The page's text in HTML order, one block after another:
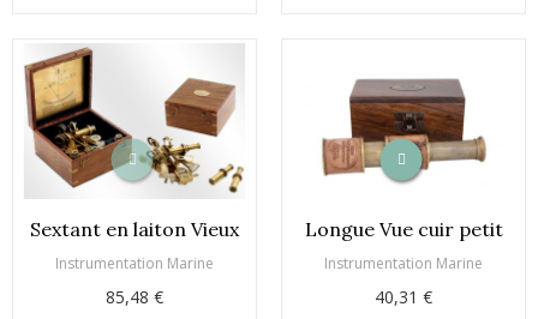
Sextant en laiton Vieux
Instrumentation Marine
85,48 €
Longue Vue cuir petit
Instrumentation Marine
40,31 €